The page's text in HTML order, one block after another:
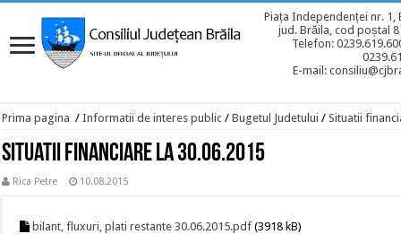
Piața Independenței nr. 1,
jud. Brăila, cod poștal
Telefon:
E-mail:
Prima pagina / Informatii de interes public / Bugetul Judetului / Situatii
Situatii financiare la 30.06.2015
Rica Petre 10.08.2015
bilant, fluxuri, plati restante 30.06.2015.pdf (3918 kB)